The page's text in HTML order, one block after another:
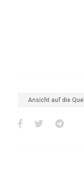
Ansicht auf die